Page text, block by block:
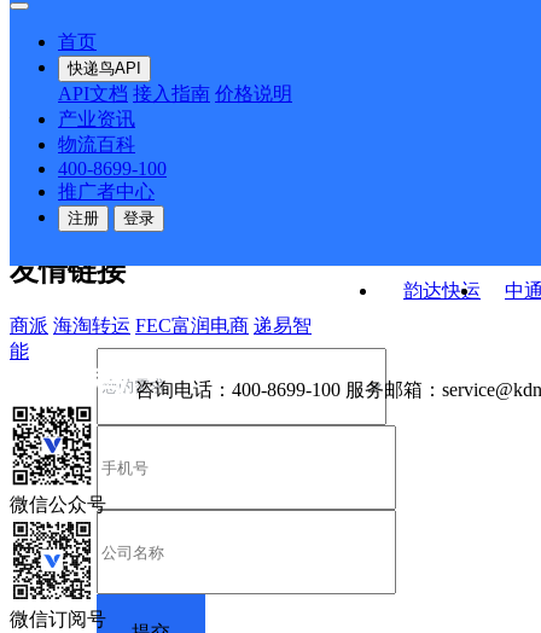
首页
快递鸟API
API文档 接入指南 价格说明
产业资讯
物流百科
400-8699-100
推广者中心
注册 登录
韵达快运
中
API接口 DEMO下载
关于我们
公司介绍 企业动态
合作伙伴 快递鸟接口服务协议
户隐私政策
友情链接
商派 海淘转运 FEC富润电商 递易智
能
咨询电话： 400-8699-100 服务邮箱：
微信公众号
微信订阅号